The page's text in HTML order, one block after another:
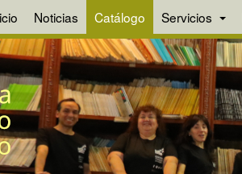
Noticias Catálogo Servicios